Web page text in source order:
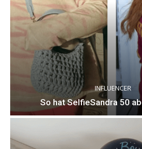
INFLUENCER
So hat SelfieSandra 50